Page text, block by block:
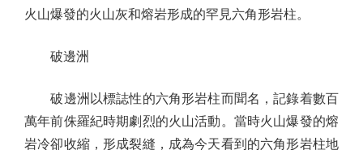
火山爆發的火山灰和熔岩形成的罕見六角形岩柱。
破邊洲
破邊洲以標誌性的六角形岩柱而聞名，記錄着數百
萬年前侏羅紀時期劇烈的火山活動。當時火山爆發的熔
岩冷卻收縮，形成裂縫，成為今天看到的六角形岩柱地